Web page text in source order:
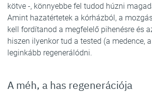
kötve -, könnyebbe fel tudod húzni
Amint hazatértetek a kórházból, a
kell fordítanod a megfelelő pihenésre és
hiszen ilyenkor tud a tested (a medence,
leginkább regenerálódni.
A méh, a has regenerációja